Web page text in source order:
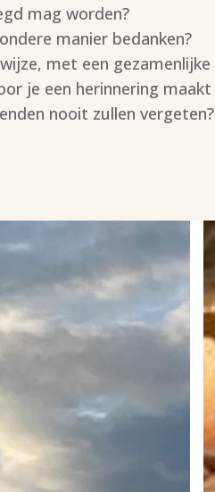
mag worden?
manier bedanken?
met een gezamenlijke
je een herinnering maakt
nooit zullen vergeten?